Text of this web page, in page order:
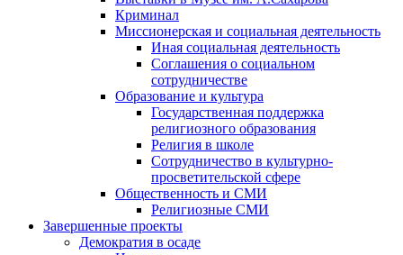
Криминал
Миссионерская и социальная деятельность
Иная социальная деятельность
Соглашения о социальном
сотрудничестве
Образование и культура
Государственная поддержка
религиозного образования
Религия в школе
Сотрудничество в культурно-
просветительской сфере
Общественность и СМИ
Религиозные СМИ
Завершенные проекты
Демократия в осаде